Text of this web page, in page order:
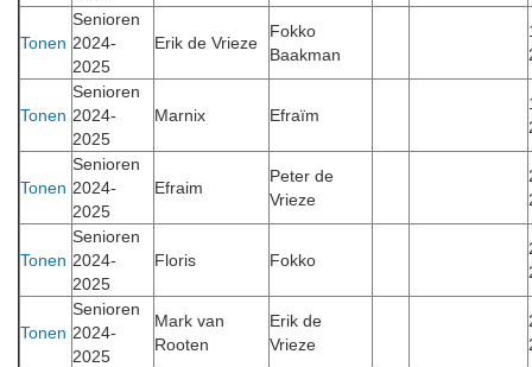
Tonen
Senioren
2024-
2025
Erik de Vrieze
Fokko
Baakman
Tonen
Senioren
2024-
2025
Marnix Efraïm
Tonen
Senioren
2024-
2025
Efraim
Peter de
Vrieze
Tonen
Senioren
2024-
2025
Floris Fokko
Tonen
Senioren
2024-
2025
Mark van
Rooten
Erik de
Vrieze